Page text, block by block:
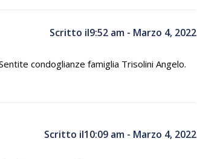
Scritto il9:52 am - Marzo 4, 2022
condoglianze famiglia Trisolini Angelo.
Scritto il10:09 am - Marzo 4, 2022